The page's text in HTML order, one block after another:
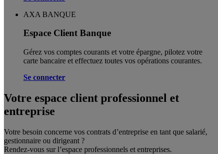
AXA BANQUE
Espace Client Banque
Gérez vos comptes courants et votre épargne, pilotez votre
carte bancaire et effectuez toutes vos opérations courantes.
Se connecter
Votre espace client professionnel et
entreprise
Votre besoin concerne vos contrats d’entreprise en tant que salarié,
gestionnaire ou dirigeant ?
Rendez-vous sur l’espace professionnels et entreprises.